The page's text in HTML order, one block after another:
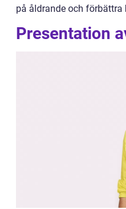
på åldrande och förbättra
Presentation